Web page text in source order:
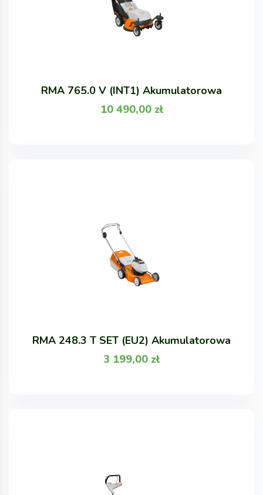
RMA 765.0 V (INT1) Akumulatorowa
10 490,00 zł
RMA 248.3 T SET (EU2) Akumulatorowa
3 199,00 zł